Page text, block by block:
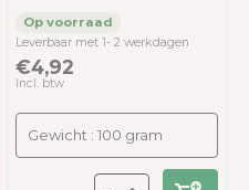
Leverbaar met 1- 2 werkdagen
€4,92
Incl. btw